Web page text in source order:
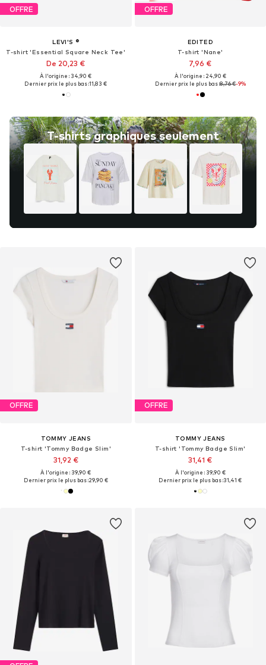
OFFRE
LEVI'S ®
T-shirt 'Essential Square Neck Tee'
De 20,23 €
À l'origine : 34,90 €
Dernier prix le plus bas :11,83 €
T-shirts graphiques seulement
OFFRE
EDITED
T-shirt 'Nane'
7,96 €
À l'origine : 24,90 €
Dernier prix le plus bas :8,76 €-9%
OFFRE
TOMMY JEANS
T-shirt 'Tommy Badge Slim'
31,92 €
À l'origine : 39,90 €
Dernier prix le plus bas :29,90 €
OFFRE
TOMMY JEANS
T-shirt 'Tommy Badge Slim'
31,41 €
À l'origine : 39,90 €
Dernier prix le plus bas :31,41 €